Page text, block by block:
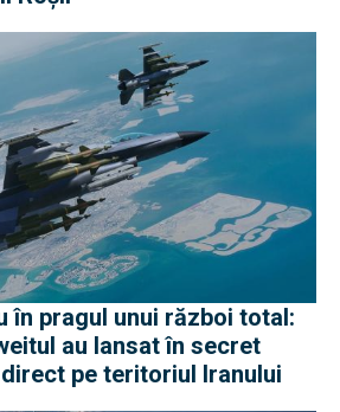
în pragul unui război total:
au lansat în secret
pe teritoriul Iranului